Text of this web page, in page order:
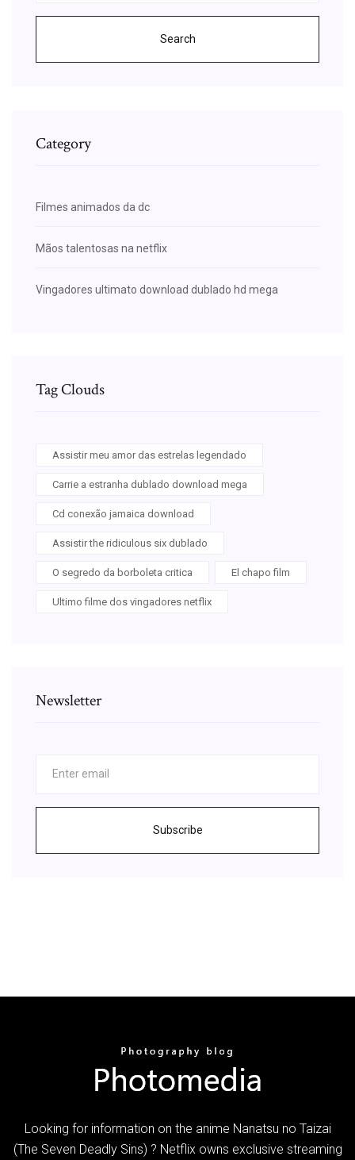
Search
Category
Filmes animados da dc
Mãos talentosas na netflix
Vingadores ultimato download dublado hd mega
Tag Clouds
Assistir meu amor das estrelas legendado
Carrie a estranha dublado download mega
Cd conexão jamaica download
Assistir the ridiculous six dublado
O segredo da borboleta critica El chapo film
Ultimo filme dos vingadores netflix
Newsletter
Subscribe
Looking for information on the anime Nanatsu no Taizai
(The Seven Deadly Sins) ? Netflix owns exclusive streaming